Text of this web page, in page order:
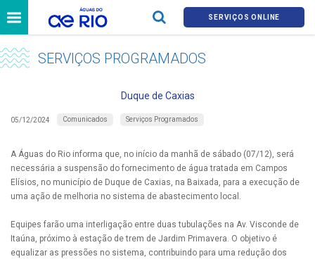
SERVIÇOS ONLINE
SERVIÇOS PROGRAMADOS
Duque de Caxias
05/12/2024 Comunicados Serviços Programados
A Águas do Rio informa que, no início da manhã de sábado (07/12), será
necessária a suspensão do fornecimento de água tratada em Campos
Elísios, no município de Duque de Caxias, na Baixada, para a execução de
uma ação de melhoria no sistema de abastecimento local.
Equipes farão uma interligação entre duas tubulações na Av. Visconde de
Itaúna, próximo à estação de trem de Jardim Primavera. O objetivo é
equalizar as pressões no sistema, contribuindo para uma redução dos